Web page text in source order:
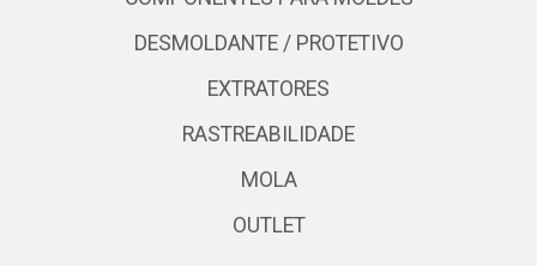
DESMOLDANTE / PROTETIVO
EXTRATORES
RASTREABILIDADE
MOLA
OUTLET